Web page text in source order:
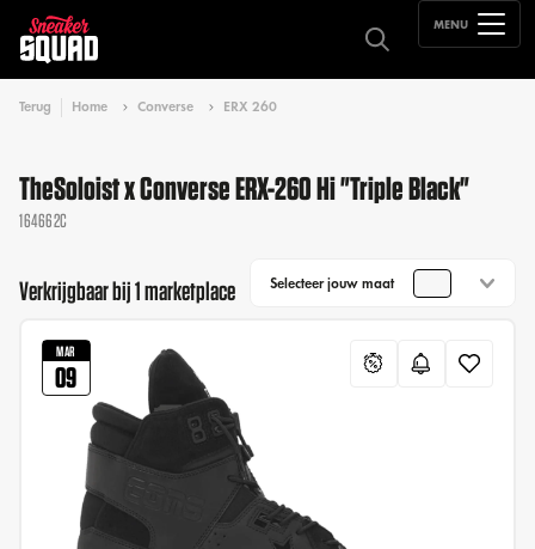
MENU
Terug Home Converse ERX 260
TheSoloist x Converse ERX-260 Hi "Triple Black"
164662C
Verkrijgbaar bij 1 marketplace Selecteer jouw maat
MAR
09